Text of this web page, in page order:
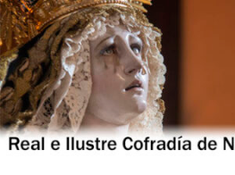
Saltar
al
contenido